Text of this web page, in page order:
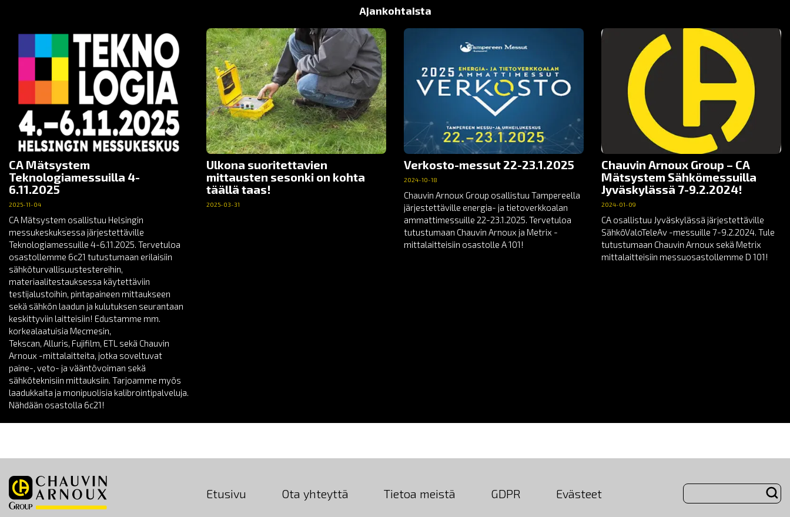
Ajankohtaista
CA Mätsystem
Teknologiamessuilla 4-
6.11.2025
2025-11-04
CA Mätsystem osallistuu Helsingin
messukeskuksessa järjestettäville
Teknologiamessuille 4-6.11.2025. Tervetuloa
osastollemme 6c21 tutustumaan erilaisiin
sähköturvallisuustestereihin,
materiaalitestauksessa käytettäviin
testijalustoihin, pintapaineen mittaukseen
sekä sähkön laadun ja kulutuksen seurantaan
keskittyviin laitteisiin! Edustamme mm.
korkealaatuisia Mecmesin,
Tekscan, Alluris, Fujifilm, ETL sekä Chauvin
Arnoux -mittalaitteita, jotka soveltuvat
paine-, veto- ja vääntövoiman sekä
sähköteknisiin mittauksiin. Tarjoamme myös
laadukkaita ja monipuolisia kalibrointipalveluja.
Nähdään osastolla 6c21!
Ulkona suoritettavien
mittausten sesonki on kohta
täällä taas!
2025-03-31
Verkosto-messut 22-23.1.2025
2024-10-18
Chauvin Arnoux Group osallistuu Tampereella
järjestettäville energia- ja tietoverkkoalan
ammattimessuille 22-23.1.2025. Tervetuloa
tutustumaan Chauvin Arnoux ja Metrix -
mittalaitteisiin osastolle A 101!
Chauvin Arnoux Group – CA
Mätsystem Sähkömessuilla
Jyväskylässä 7-9.2.2024!
2024-01-09
CA osallistuu Jyväskylässä järjestettäville
SähköValoTeleAv -messuille 7-9.2.2024. Tule
tutustumaan Chauvin Arnoux sekä Metrix
mittalaitteisiin messuosastollemme D 101!
Etusivu Ota yhteyttä Tietoa meistä GDPR Evästeet